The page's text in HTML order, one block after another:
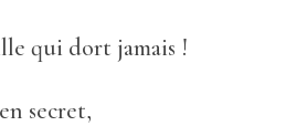
qui dort jamais !
secret,